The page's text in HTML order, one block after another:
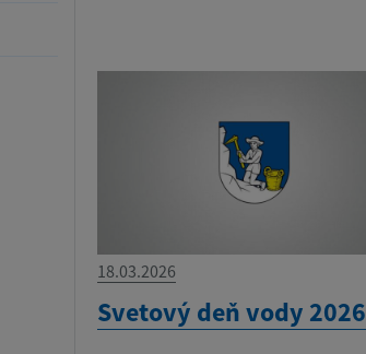
18.03.2026
Svetový deň vody 2026